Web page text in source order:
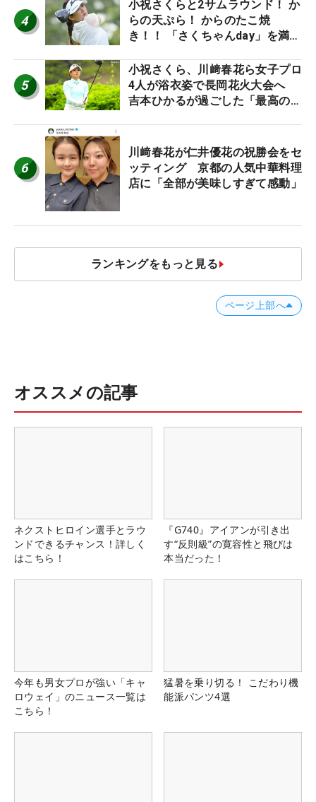
4
小祝さくらと2サムラウンド！ か
らの天ぷら！ からのたこ焼
き！！ 「さくちゃんday」を満喫
5
小祝さくら、川﨑春花ら女子プロ
4人が浴衣姿で長岡花火大会へ
吉本ひかるが過ごした「最高の夏
6
川﨑春花が仁井優花の祝勝会をセ
ッティング 京都の人気中華料理
店に「全部が美味しすぎて感動」
ランキングをもっと見る
ページ上部へ
オススメの記事
ネクストヒロイン選手とラウ
ンドできるチャンス！詳しく
はこちら！
『G740』アイアンが引き出
す“反則級”の寛容性と飛びは
本当だった！
今年も男女プロが強い「キャ
ロウェイ」のニュース一覧は
こちら！
猛暑を乗り切る！ こだわり機
能派パンツ4選